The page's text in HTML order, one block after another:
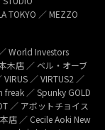
TOKYO ／ MEZZO
World Investors
木店 ／ ベル・オーブ
／ VIRTUS2 ／
freak ／ Spunky GOLD
／ アボットチョイス
店 ／ Cecile Aoki New